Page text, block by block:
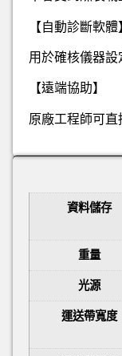
【自動診斷軟體
用於確核儀器設
【遠端協助】
原廠工程師可直
資料儲存
重量
光源
運送帶寬度